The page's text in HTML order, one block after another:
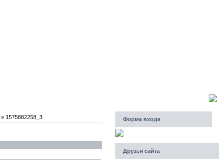
» 1575882258_3 Форма входа
Друзья сайта